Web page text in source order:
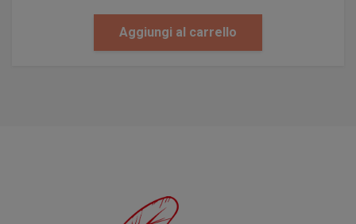
Aggiungi al carrello